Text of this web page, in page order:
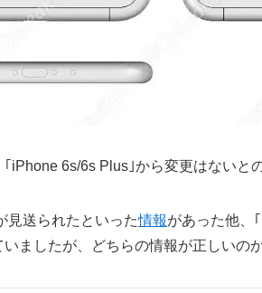
iPhone 6s/6s Plus｣から変更はないとの
見送られたといった情報があった他、
いましたが、どちらの情報が正しいの